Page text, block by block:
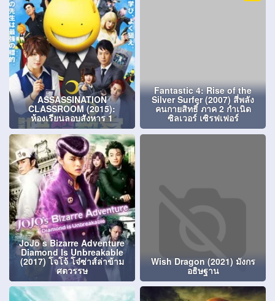
ASSASSINATION
CLASSROOM (2015):
ห้องเรียนลอบสังหาร 1
Fantastic 4: Rise of the
Silver Surfer (2007) สี่พลัง
คนกายสิทธิ์ ภาค 2 กำเนิด
ซิลเวอร์ เซิรฟเฟอร์
JoJo s Bizarre Adventure
Diamond Is Unbreakable
(2017) โจโจ้ โจ๋ซ่าส์ล่าข้าม
ศตวรรษ
Wish Dragon (2021) มังกร
อธิษฐาน